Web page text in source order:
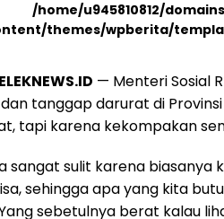
/home/u945810812/
themes/wpberita/
— Menteri Sosial
tanggap darurat di
tapi karena kekompakan
sangat sulit karena
sehingga apa yang kita
sebetulnya berat kalau